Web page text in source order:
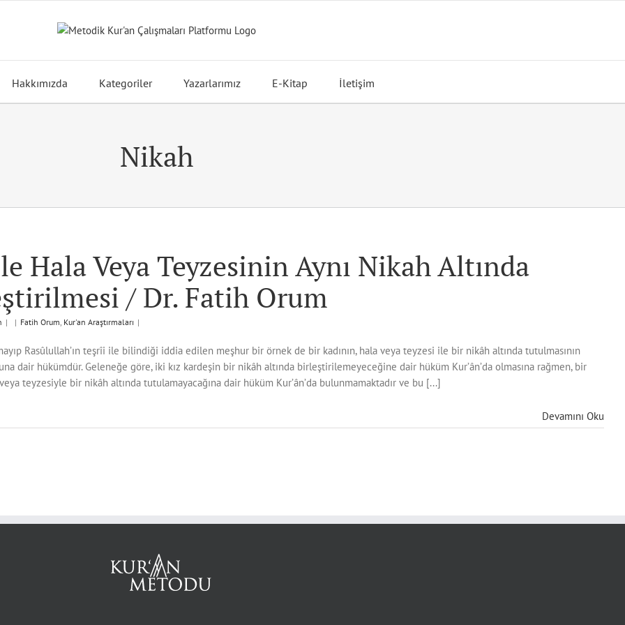
Hakkımızda Kategoriler Yazarlarımız E-Kitap İletişim
Nikah
Hala Veya Teyzesinin Aynı Nikah Altında
/ Dr. Fatih Orum
| | Fatih Orum, Kur'an Araştırmaları |
Rasûlullah’ın teşrîi ile bilindiği iddia edilen meşhur bir örnek de bir kadının, hala veya teyzesi ile bir nikâh altında tutulmasının
dair hükümdür. Geleneğe göre, iki kız kardeşin bir nikâh altında birleştirilemeyeceğine dair hüküm Kur’ân’da olmasına rağmen, bir
veya teyzesiyle bir nikâh altında tutulamayacağına dair hüküm Kur’ân’da bulunmamaktadır ve bu [...]
Devamını Oku